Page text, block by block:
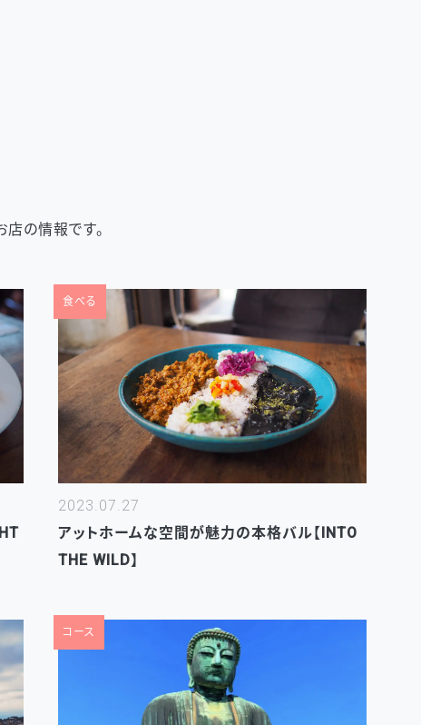
店の情報です。
食べる
2023.07.27
アットホームな空間が魅力の本格バル【INTO
THE WILD】
コース